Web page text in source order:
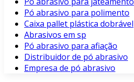
Pó abrasivo para polimento
Caixa pallet plástica dobrável
Abrasivos em sp
Pó abrasivo para afiação
Distribuidor de pó abrasivo
Empresa de pó abrasivo